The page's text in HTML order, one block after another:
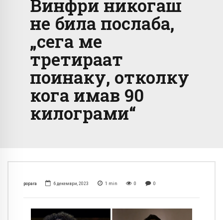
Винфри никогаш
не била послаба,
„сега ме
третираат
поинаку, отколку
кога имав 90
килограми“
popara 6 декември, 2023 1 min 0 0